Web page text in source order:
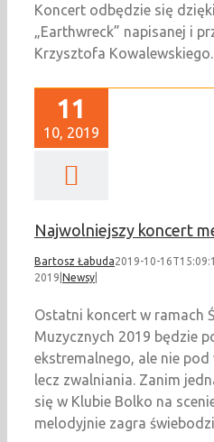
Koncert odbędzie się
„Earthwreck” napisanej i
Krzysztofa Kowalewskiego.
11
10, 2019
Najwolniejszy koncert
Bartosz Łabuda2019-10-
2019 Newsy
Ostatni koncert w ramach
Muzycznych 2019 będzie
ekstremalnego, ale nie
lecz zwalniania. Zanim
się w Klubie Bolko na
melodyjnie zagra